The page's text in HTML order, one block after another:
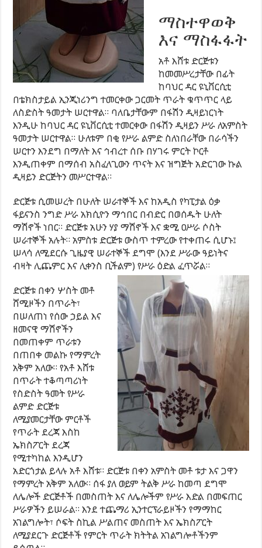
ማስተዋወቅ
እና ማስፋፋት
አቶ እሸቱ ድርጅቱን
ከመመሥረታቸው በፊት
ከባህር ዳር ዩኒቨርሲቲ
በቴክስታይል ኢንጂነሪንግ ተመርቀው ጋርመት ጥራት ቁጥጥር ላይ
ለስድስት ዓመታት ሠርተዋል። ባለቤታቸውም በፋሽን ዲዛይነርነት
እንዲሁ ከባህር ዳር ዩኒቨርሲቲ ተመርቀው በፋሽን ዲዛይን ሥራ ለአምስት
ዓመታት ሠርተዋል። ሁለቱም በቂ የሥራ ልምድ ስለነበራቸው በራሳችን
ሠርተን እንደግ በማለት እና ኅብረተ ሰቡ በሃገሩ ምርት ኮርቶ
እንዲጠቀም በማሰብ አስፈላጊውን ጥናት እና ዝግጅት አድርገው ኩል
ዲዛይን ድርጅትን መሥርተዋል።
ድርጅቱ ሲመሠረት በሁለት ሠራተኞች እና ከአዲስ የካፒታል ዕቃ
ፋይናንስ ንግድ ሥራ አክሲዮን ማኅበር በብድር በወሰዱት ሁለት
ማሽኖች ነበር። ድርጅቱ አሁን ሃያ ማሽኖች እና ቋሚ ዐሥራ ሶስት
ሠራተኞች አሉት። አምስቱ ድርጅቱ ውስጥ ተምረው የተቀጠሩ ሲሆኑ፤
ሠላሳ ለሚደርሱ ጊዜያዊ ሠራተኞች ደግሞ (እንደ ሥራው ዓይነትና
ብዛት ሊጨምር እና ሊቀንስ ቢችልም) የሥራ ዕድል ፈጥሯል።
ድርጅቱ በቀን ሦስት መቶ
ሸሚዞችን በጥራት፣
በሠለጠነ የሰው ኃይል እና
ዘመናዊ ማሽኖችን
በመጠቀም ጥራቱን
በጠበቀ መልኩ የማምረት
አቅም አለው። የአቶ እሸቱ
በጥራት ተቆጣጣሪነት
የስድስት ዓመት የሥራ
ልምድ ድርጅቱ
ለሚያመርታቸው ምርቶች
የጥራት ደረጃ እስከ
ኤክስፖርት ደረጃ
የሚተካከል እንዲሆን
አድርጎታል ይላሉ አቶ እሸቱ። ድርጅቱ በቀን አምስት መቶ ቱታ እና ጋዋን
የማምረት አቅም አለው። ሰፋ ያለ ወይም ትልቅ ሥራ ከመጣ ደግሞ
ለሌሎች ድርጅቶች በመስጠት እና ለሌሎችም የሥራ እድል በመፍጠር
ሥራዎችን ይሠራል። እንደ ተጨማሪ ኢንተርፕራይዞችን የማማከር
አገልግሎት፣ ሶፍት ስኪል ሥልጠና መስጠት እና ኤክስፖርት
ለሚያደርጉ ድርጅቶች የምርት ጥራት ክትትል አገልግሎቶችንም